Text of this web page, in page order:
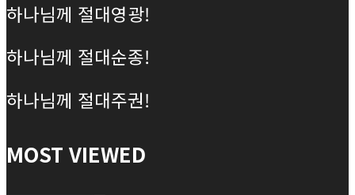
하나님께 절대영광!
하나님께 절대순종!
하나님께 절대주권!
MOST VIEWED